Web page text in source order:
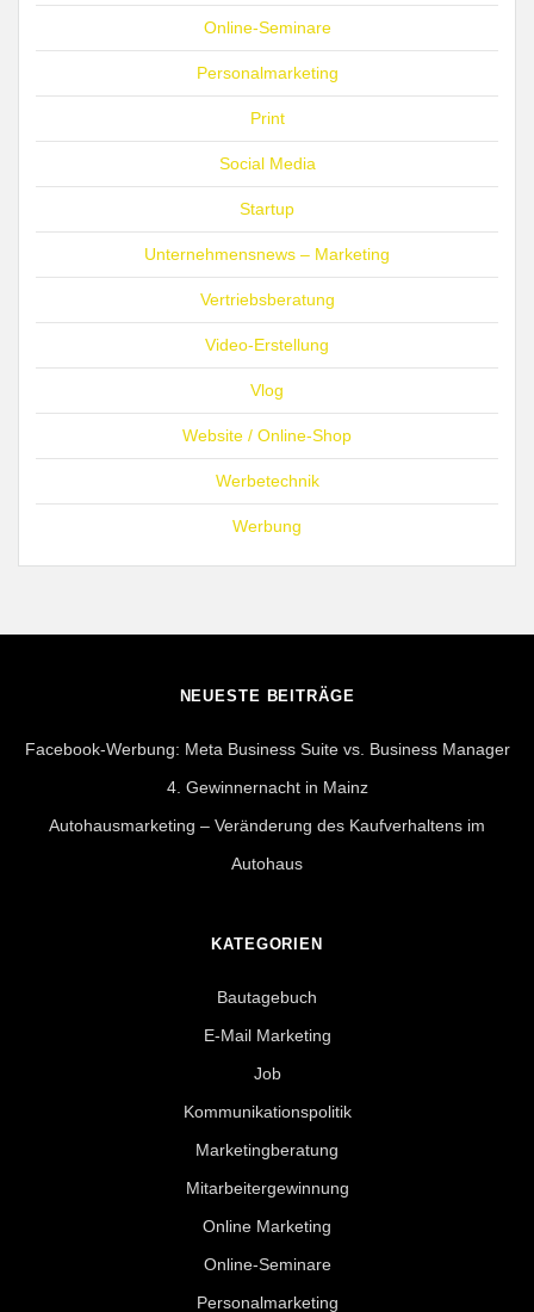
Online-Seminare
Personalmarketing
Print
Social Media
Startup
Unternehmensnews – Marketing
Vertriebsberatung
Video-Erstellung
Vlog
Website / Online-Shop
Werbetechnik
Werbung
NEUESTE BEITRÄGE
Facebook-Werbung: Meta Business Suite vs. Business Manager
4. Gewinnernacht in Mainz
Autohausmarketing – Veränderung des Kaufverhaltens im
Autohaus
KATEGORIEN
Bautagebuch
E-Mail Marketing
Job
Kommunikationspolitik
Marketingberatung
Mitarbeitergewinnung
Online Marketing
Online-Seminare
Personalmarketing